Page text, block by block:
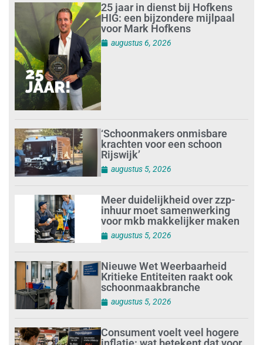
25 jaar in dienst bij Hofkens
HIG: een bijzondere mijlpaal
voor Mark Hofkens
augustus 6, 2026
‘Schoonmakers onmisbare
krachten voor een schoon
Rijswijk’
augustus 5, 2026
Meer duidelijkheid over zzp-
inhuur moet samenwerking
voor mkb makkelijker maken
augustus 5, 2026
Nieuwe Wet Weerbaarheid
Kritieke Entiteiten raakt ook
schoonmaakbranche
augustus 5, 2026
Consument voelt veel hogere